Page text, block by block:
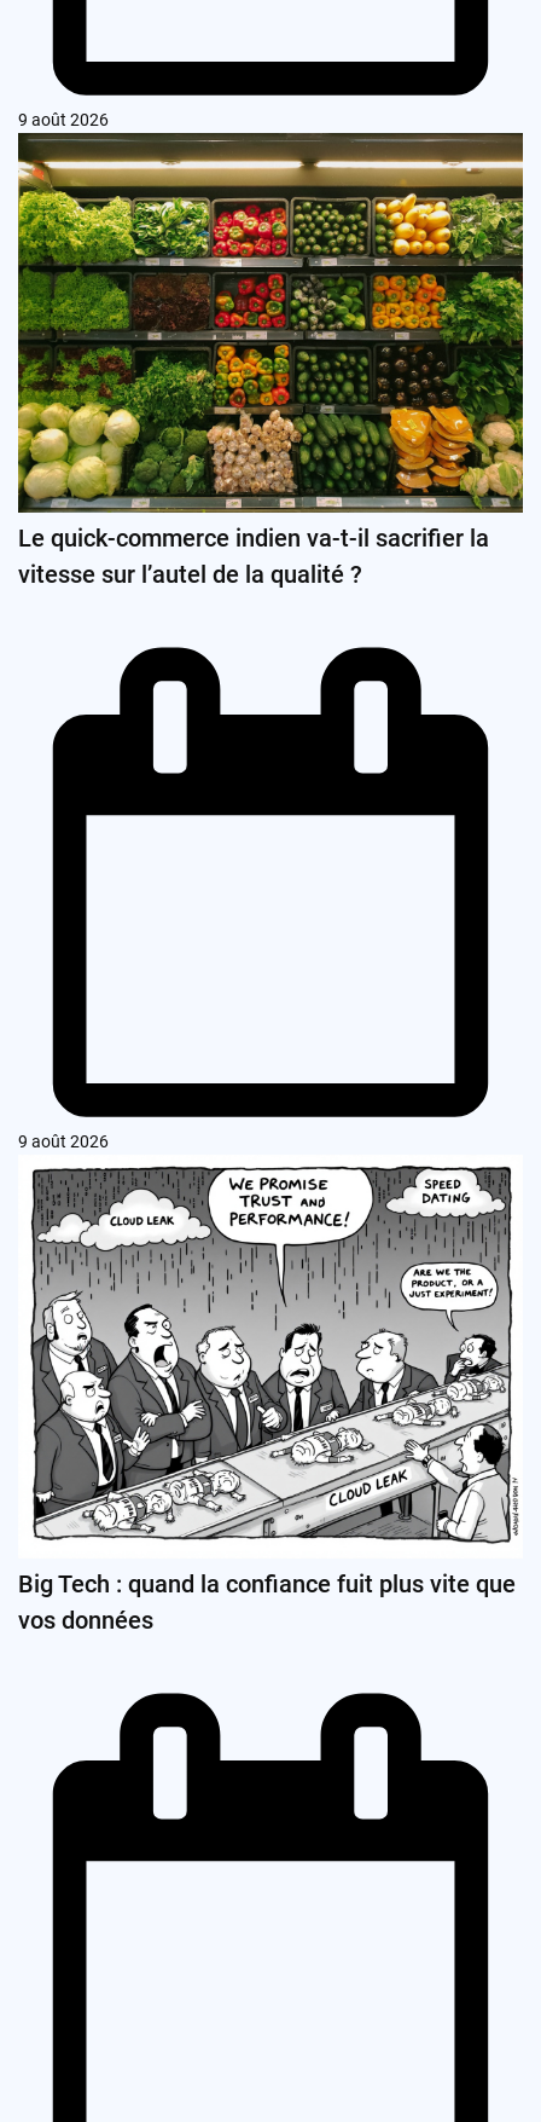
9 août 2026
Le quick-commerce indien va-t-il sacrifier la
vitesse sur l’autel de la qualité ?
9 août 2026
Big Tech : quand la confiance fuit plus vite que
vos données